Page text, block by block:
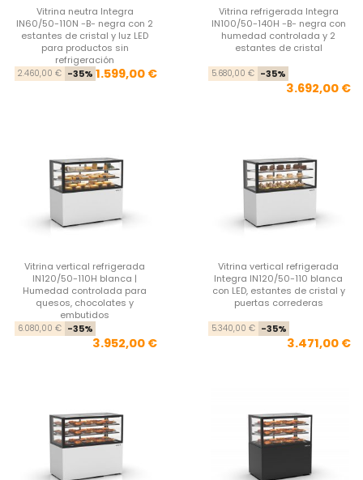
Vitrina neutra Integra
IN60/50-110N -B- negra con 2
estantes de cristal y luz LED
para productos sin
refrigeración
Precio base
2.460,00 € -35% Precio
1.599,00 €
Vitrina refrigerada Integra
IN100/50-140H -B- negra con
humedad controlada y 2
estantes de cristal
5.680,00 € -35%
3.692,00 €
Vitrina vertical refrigerada
IN120/50-110H blanca |
Humedad controlada para
quesos, chocolates y
embutidos
Precio base
6.080,00 € -35%
3.952,00 €
Vitrina vertical refrigerada
Integra IN120/50-110 blanca
con LED, estantes de cristal y
puertas correderas
5.340,00 € -35%
3.471,00 €